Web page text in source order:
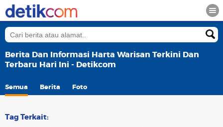
Berita Dan Informasi Harta Warisan Terkini Dan
Terbaru Hari Ini - Detikcom
Semua Berita Foto
Tag Terkait: